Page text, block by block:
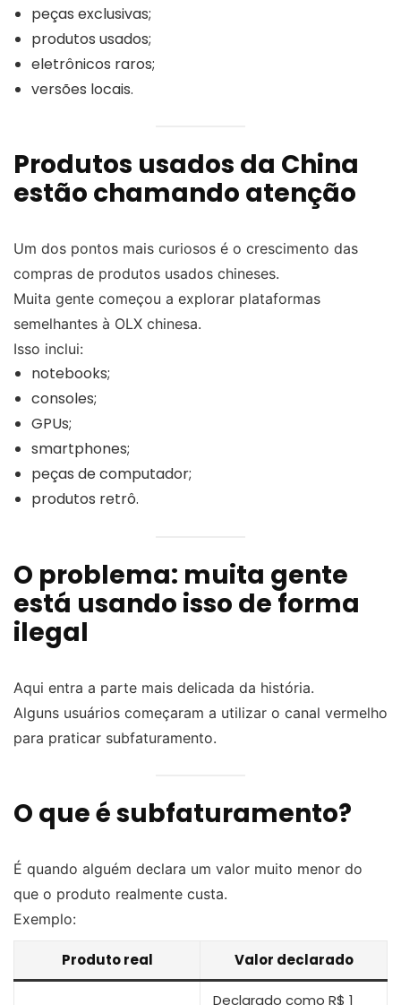
peças exclusivas;
produtos usados;
eletrônicos raros;
versões locais.
Produtos usados da China
estão chamando atenção
Um dos pontos mais curiosos é o crescimento das
compras de produtos usados chineses.
Muita gente começou a explorar plataformas
semelhantes à OLX chinesa.
Isso inclui:
notebooks;
consoles;
GPUs;
smartphones;
peças de computador;
produtos retrô.
O problema: muita gente
está usando isso de forma
ilegal
Aqui entra a parte mais delicada da história.
Alguns usuários começaram a utilizar o canal vermelho
para praticar subfaturamento.
O que é subfaturamento?
É quando alguém declara um valor muito menor do
que o produto realmente custa.
Exemplo:
Produto real Valor declarado
Declarado como R$ 1